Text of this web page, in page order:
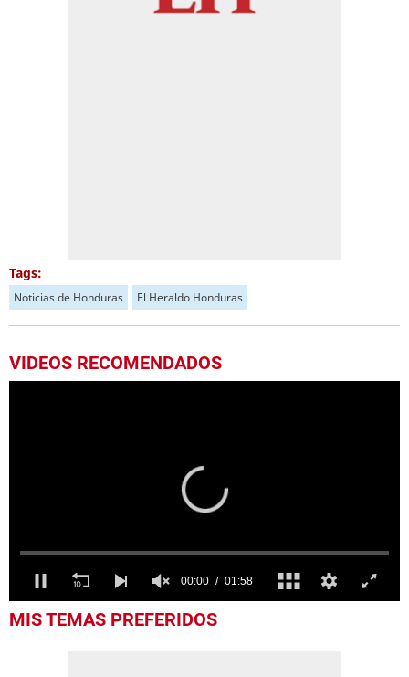
Tags:
Noticias de Honduras El Heraldo Honduras
VIDEOS RECOMENDADOS
seconds
MIS TEMAS PREFERIDOS